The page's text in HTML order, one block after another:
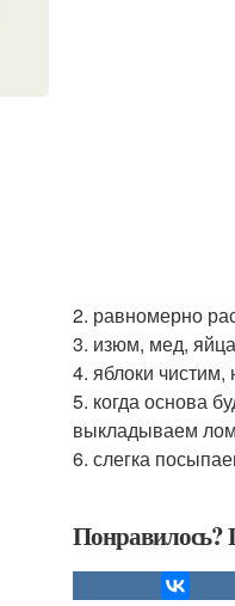
2. равномерно
3. изюм, мед,
4. яблоки
5. когда основа
выкладываем
6. слегка
Понравилось?